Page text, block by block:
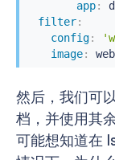
app:
filter:
config:
image:
然后，我们可
档，并使用其
可能想知道在